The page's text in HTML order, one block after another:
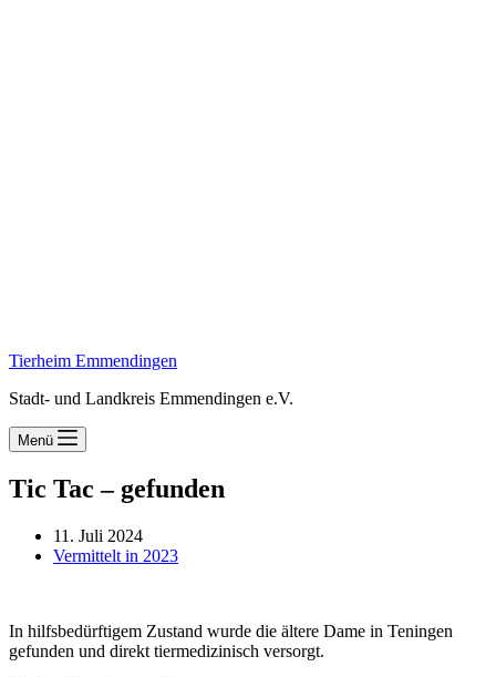
Tierheim Emmendingen
Stadt- und Landkreis Emmendingen e.V.
Menü
Tic Tac – gefunden
11. Juli 2024
Vermittelt in 2023
In hilfsbedürftigem Zustand wurde die ältere Dame in Teningen
gefunden und direkt tiermedizinisch versorgt.